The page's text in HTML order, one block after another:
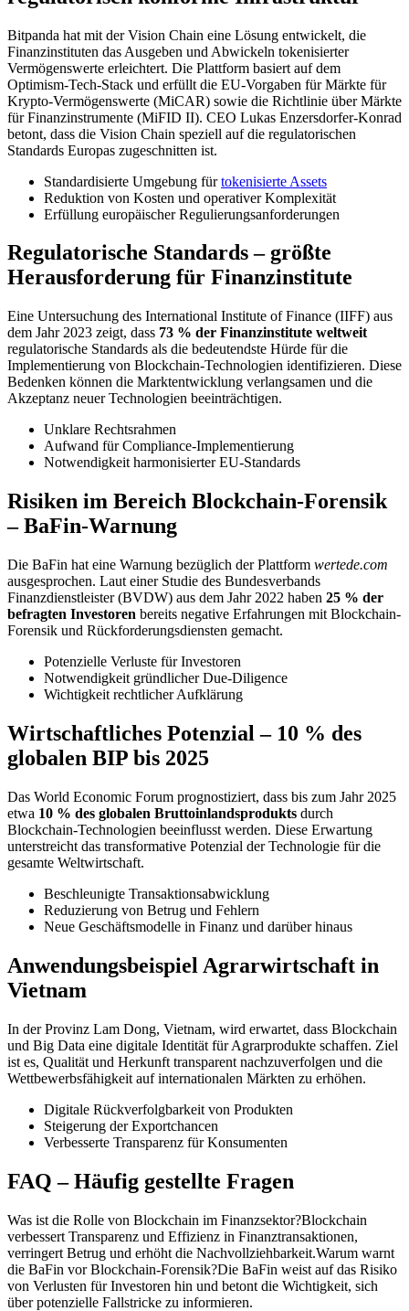
Bitpanda hat mit der Vision Chain eine Lösung entwickelt, die
Finanzinstituten das Ausgeben und Abwickeln tokenisierter
Vermögenswerte erleichtert. Die Plattform basiert auf dem
Optimism-Tech-Stack und erfüllt die EU-Vorgaben für Märkte für
Krypto-Vermögenswerte (MiCAR) sowie die Richtlinie über Märkte
für Finanzinstrumente (MiFID II). CEO Lukas Enzersdorfer-Konrad
betont, dass die Vision Chain speziell auf die regulatorischen
Standards Europas zugeschnitten ist.
Standardisierte Umgebung fürtokenisierte Assets
Reduktion von Kosten und operativer Komplexität
Erfüllung europäischer Regulierungsanforderungen
Regulatorische Standards – größte
Herausforderung für Finanzinstitute
Eine Untersuchung des International Institute of Finance (IIFF) aus
dem Jahr 2023 zeigt, dass 73 % der Finanzinstitute weltweit
regulatorische Standards als die bedeutendste Hürde für die
Implementierung von Blockchain-Technologien identifizieren. Diese
Bedenken können die Marktentwicklung verlangsamen und die
Akzeptanz neuer Technologien beeinträchtigen.
Unklare Rechtsrahmen
Aufwand für Compliance-Implementierung
Notwendigkeit harmonisierter EU-Standards
Risiken im Bereich Blockchain-Forensik
– BaFin-Warnung
Die BaFin hat eine Warnung bezüglich der Plattform wertede.com
ausgesprochen. Laut einer Studie des Bundesverbands
Finanzdienstleister (BVDW) aus dem Jahr 2022 haben 25 % der
befragten Investoren bereits negative Erfahrungen mit Blockchain-
Forensik und Rückforderungsdiensten gemacht.
Potenzielle Verluste für Investoren
Notwendigkeit gründlicher Due-Diligence
Wichtigkeit rechtlicher Aufklärung
Wirtschaftliches Potenzial – 10 % des
globalen BIP bis 2025
Das World Economic Forum prognostiziert, dass bis zum Jahr 2025
etwa 10 % des globalen Bruttoinlandsprodukts durch
Blockchain-Technologien beeinflusst werden. Diese Erwartung
unterstreicht das transformative Potenzial der Technologie für die
gesamte Weltwirtschaft.
Beschleunigte Transaktionsabwicklung
Reduzierung von Betrug und Fehlern
Neue Geschäftsmodelle in Finanz und darüber hinaus
Anwendungsbeispiel Agrarwirtschaft in
Vietnam
In der Provinz Lam Dong, Vietnam, wird erwartet, dass Blockchain
und Big Data eine digitale Identität für Agrarprodukte schaffen. Ziel
ist es, Qualität und Herkunft transparent nachzuverfolgen und die
Wettbewerbsfähigkeit auf internationalen Märkten zu erhöhen.
Digitale Rückverfolgbarkeit von Produkten
Steigerung der Exportchancen
Verbesserte Transparenz für Konsumenten
FAQ – Häufig gestellte Fragen
Was ist die Rolle von Blockchain im Finanzsektor?Blockchain
verbessert Transparenz und Effizienz in Finanztransaktionen,
verringert Betrug und erhöht die Nachvollziehbarkeit.Warum warnt
die BaFin vor Blockchain-Forensik?Die BaFin weist auf das Risiko
von Verlusten für Investoren hin und betont die Wichtigkeit, sich
über potenzielle Fallstricke zu informieren.